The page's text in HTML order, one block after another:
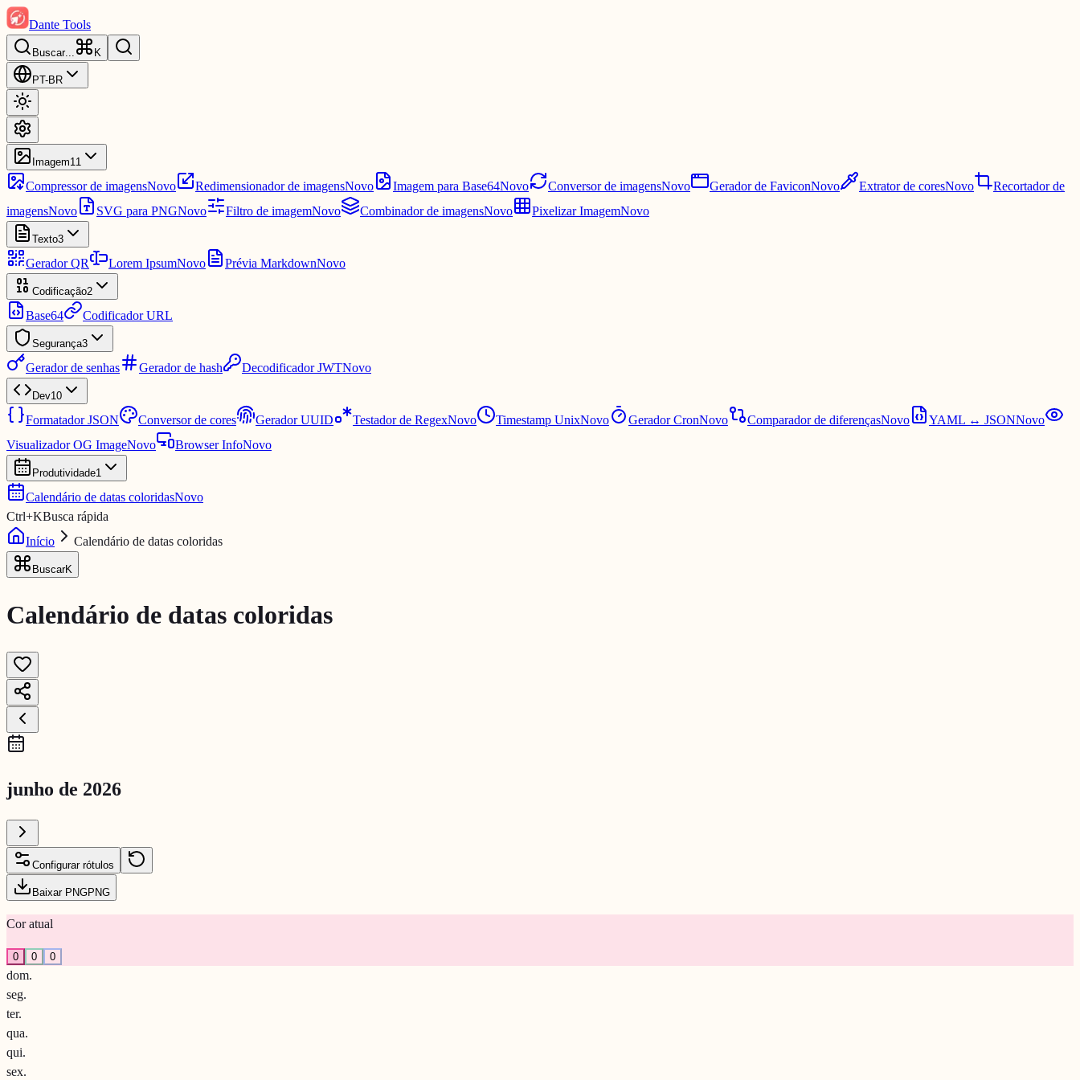
Dante Tools
Buscar... K
PT-BR
Imagem11
Compressor de imagensNovo Redimensionador de imagensNovo Imagem para Base64Novo Conversor de imagensNovo Gerador de FaviconNovo Extrator de coresNovo
Recortador de
imagensNovo SVG para PNGNovo Filtro de imagemNovo Combinador de imagensNovo Pixelizar ImagemNovo
Texto3
Gerador QR Lorem IpsumNovo Prévia MarkdownNovo
Codificação2
Base64 Codificador URL
Segurança3
Gerador de senhas Gerador de hash Decodificador JWTNovo
Dev10
Formatador JSON Conversor de cores Gerador UUID Testador de RegexNovo Timestamp UnixNovo Gerador CronNovo Comparador de diferençasNovo YAML ↔ JSONNovo
Visualizador OG ImageNovo Browser InfoNovo
Produtividade1
Calendário de datas coloridasNovo
Ctrl+KBusca rápida
Início
Calendário de datas coloridas
BuscarK
Calendário de datas coloridas
junho de 2026
Configurar rótulos
Baixar PNGPNG
Cor atual
0 0 0
dom.
seg.
ter.
qua.
qui.
sex.